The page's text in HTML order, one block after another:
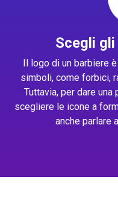
Scegli
Il logo di un barbiere
simboli, come forbici,
Tuttavia, per dare
scegliere le icone a
anche parlare